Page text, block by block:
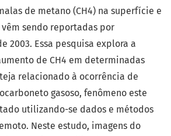
de metano (CH4) na superfície e
sendo reportadas por
2003. Essa pesquisa explora a
de CH4 em determinadas
relacionado à ocorrência de
gasoso, fenômeno este
utilizando-se dados e métodos
Neste estudo, imagens do